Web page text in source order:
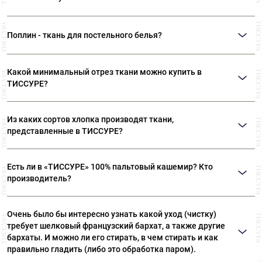
настоящее время - из хлопка.
"papalino", что в переводе означает папский. В Авиньоне находилась
хлопчатобумажных тканей, поплин обладает хорошей
воздухопроницаемостью и гигроскопичностью.
не деформируется.
Недостатков минимум. Основной – поплин мнется. Как и большинство
Поплин - ткань для постельного белья?
Единственная проблема – ширина ткани. Если приобретать классический
поплин стандартной ширины, то придется сшивать полотна.
Какой минимальный отрез ткани можно купить в
ТИССУРЕ?
Из каких сортов хлопка производят ткани,
представленные в ТИССУРЕ?
лучших сортов длинноволокнистого хлопка: Sea Island,
Giza, Tana Low, Supima
Есть ли в «ТИССУРЕ» 100% пальтовый кашемир? Кто
производитель?
пальтовых тканей из 100% кашемира, произведенных
компаниями: Dormeuil (Франция) Agnona (Италия) Luigi
Colombo (Италия) Holland & Sherry (Великобритания)
Очень было бы интересно узнать какой уход (чистку)
требует шелковый французский бархат, а также другие
бархаты. И можно ли его стирать, в чем стирать и как
правильно гладить (либо это обработка паром).